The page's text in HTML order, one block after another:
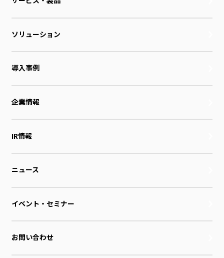
ソリューション
導入事例
企業情報
IR情報
ニュース
イベント・セミナー
お問い合わせ